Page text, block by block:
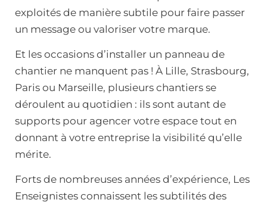
exploités de manière subtile pour faire passer
un message ou valoriser votre marque.
Et les occasions d’installer un panneau de
chantier ne manquent pas ! À Lille, Strasbourg,
Paris ou Marseille, plusieurs chantiers se
déroulent au quotidien : ils sont autant de
supports pour agencer votre espace tout en
donnant à votre entreprise la visibilité qu’elle
mérite.
Forts de nombreuses années d’expérience, Les
Enseignistes connaissent les subtilités des